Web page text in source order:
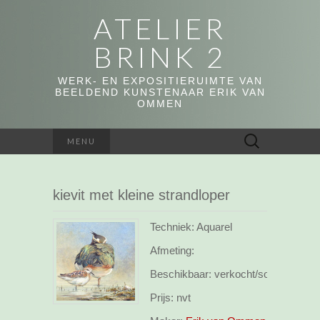
ATELIER
BRINK 2
WERK- EN EXPOSITIERUIMTE VAN
BEELDEND KUNSTENAAR ERIK VAN
OMMEN
MENU
Zoeken
naar:
kievit met kleine strandloper
Techniek: Aquarel
Afmeting:
Beschikbaar: verkocht/sold
Prijs: nvt